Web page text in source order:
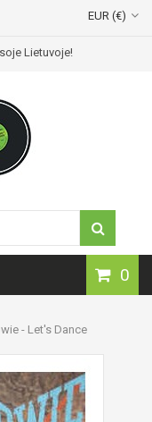
Lietuvoje!
EUR (€)
0
- Let's Dance